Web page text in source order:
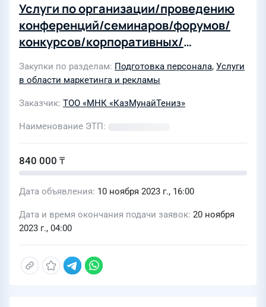
Услуги по организации/проведению
конференций/семинаров/форумов/
конкурсов/корпоративных/
праздничных и аналогичных
детского утренника к новому году)
Закупки по разделам Подготовка персонала, Услуги
в области маркетинга и рекламы
Заказчик ТОО «МНК «КазМунайТениз»
Наименование ЭТП
840 000 ₸
Дата объявления 10 ноября 2023 г., 16:00
Дата и время окончания подачи заявок 20 ноября
2023 г., 04:00